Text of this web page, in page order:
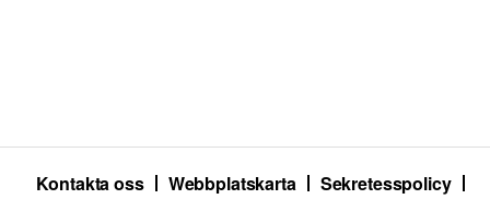
Kontakta oss Webbplatskarta
Sekretesspolicy